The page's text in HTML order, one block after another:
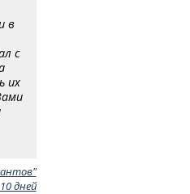
в
с
их
дней